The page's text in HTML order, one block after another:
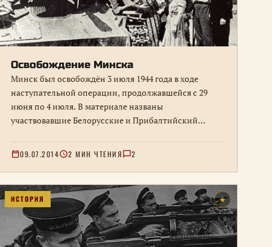
Освобождение Минска
Минск был освобождён 3 июля 1944 года в ходе
наступательной операции, продолжавшейся с 29
июня по 4 июля. В материале названы
участвовавшие Белорусские и Прибалтийский
партизанского движения в республике.
09.07.2014 2 МИН ЧТЕНИЯ 2
ИСТОРИЯ ★